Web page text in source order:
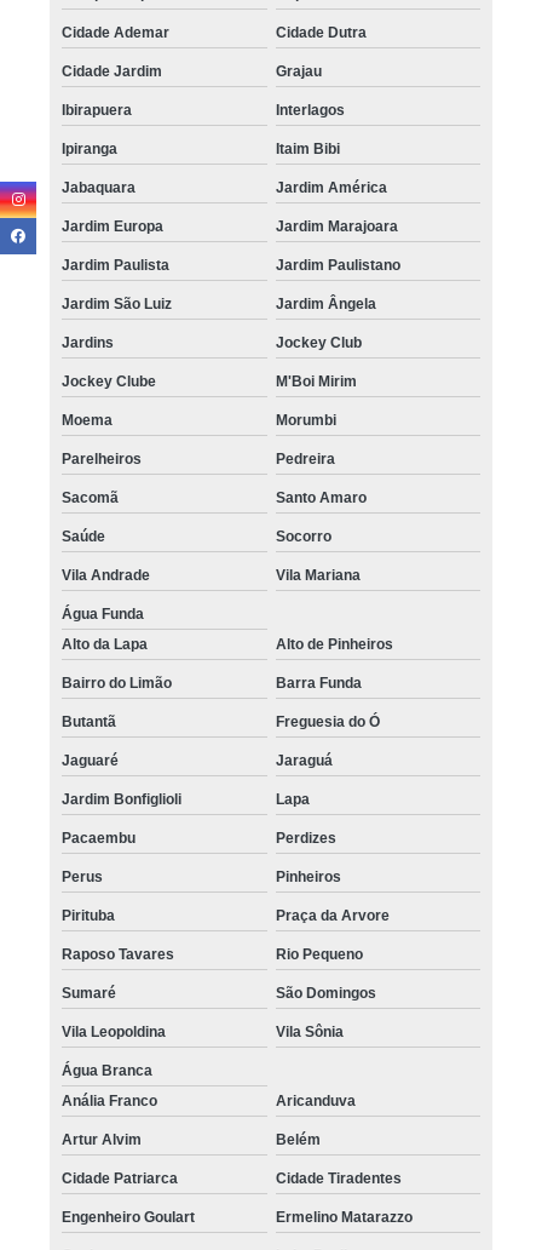
Cidade Ademar Cidade Dutra
Cidade Jardim Grajau
Ibirapuera Interlagos
Ipiranga Itaim Bibi
Jabaquara Jardim América
Jardim Europa Jardim Marajoara
Jardim Paulista Jardim Paulistano
Jardim São Luiz Jardim Ângela
Jardins Jockey Club
Jockey Clube M'Boi Mirim
Moema Morumbi
Parelheiros Pedreira
Sacomã Santo Amaro
Saúde Socorro
Vila Andrade Vila Mariana
Água Funda
Alto da Lapa
Alto de Pinheiros
Bairro do Limão Barra Funda
Butantã Freguesia do Ó
Jaguaré Jaraguá
Jardim Bonfiglioli Lapa
Pacaembu Perdizes
Perus Pinheiros
Pirituba Praça da Arvore
Raposo Tavares Rio Pequeno
Sumaré São Domingos
Vila Leopoldina Vila Sônia
Água Branca
Anália Franco
Aricanduva
Artur Alvim Belém
Cidade Patriarca Cidade Tiradentes
Engenheiro Goulart Ermelino Matarazzo